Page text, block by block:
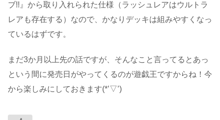
ブ!!』から取り入れられた仕様（ラッシュレアはウルトラ
レアも存在する）なので、かなりデッキは組みやすくなっ
ているはずです。
まだ3か月以上先の話ですが、そんなこと言ってるとあっ
という間に発売日がやってくるのが遊戯王ですからね！今
から楽しみにしておきます(*’▽’)